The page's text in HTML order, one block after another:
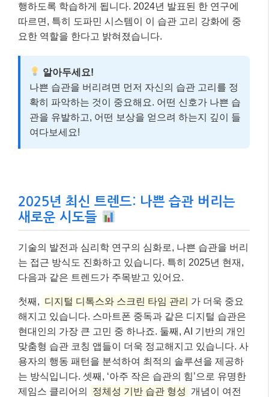
행하도록 학습하게 됩니다. 2024년 발표된 한 연구에
따르면, 특히 도파민 시스템이 이 습관 고리 강화에 중
요한 역할을 한다고 밝혀졌습니다.
알아두세요!
나쁜 습관을 버리려면 먼저 자신의 습관 고리를 정
확히 파악하는 것이 중요해요. 어떤 신호가 나쁜 습
관을 유발하고, 어떤 보상을 얻으려 하는지 깊이 들
여다보세요!
2025년 최신 트렌드: 나쁜 습관 버리는
새로운 시도들
기술의 발전과 심리학 연구의 심화로, 나쁜 습관을 버리
는 접근 방식도 진화하고 있습니다. 특히 2025년 현재,
다음과 같은 트렌드가 주목받고 있어요.
첫째, 디지털 디톡스와 스크린 타임 관리 가 더욱 중요
해지고 있습니다. 스마트폰 중독과 같은 디지털 습관은
현대인의 가장 큰 고민 중 하나죠. 둘째, AI 기반의 개인
맞춤형 습관 코칭 앱들이 더욱 정교해지고 있습니다. 사
용자의 행동 패턴을 분석하여 최적의 솔루션을 제공하
는 방식입니다. 셋째, ‘아주 작은 습관의 힘’으로 유명한
제임스 클리어의
정체성 기반 습관 형성
개념이 여전